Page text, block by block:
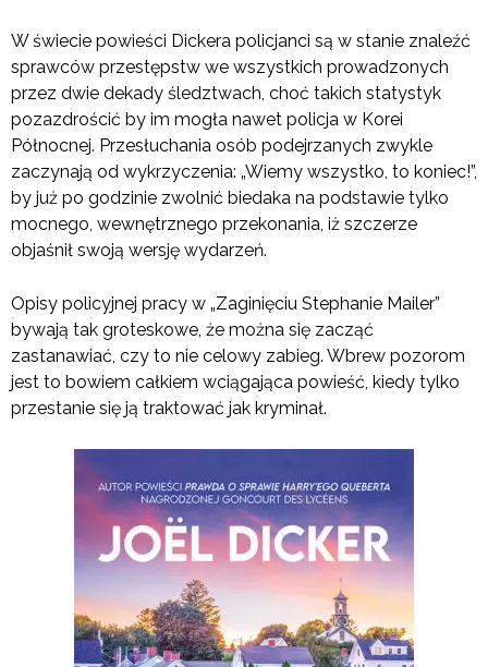
W świecie powieści Dickera policjanci są w stanie znaleźć
sprawców przestępstw we wszystkich prowadzonych
przez dwie dekady śledztwach, choć takich statystyk
pozazdrościć by im mogła nawet policja w Korei
Północnej. Przesłuchania osób podejrzanych zwykle
zaczynają od wykrzyczenia: „Wiemy wszystko, to koniec!”,
by już po godzinie zwolnić biedaka na podstawie tylko
mocnego, wewnętrznego przekonania, iż szczerze
objaśnił swoją wersję wydarzeń.
Opisy policyjnej pracy w „Zaginięciu Stephanie Mailer”
bywają tak groteskowe, że można się zacząć
zastanawiać, czy to nie celowy zabieg. Wbrew pozorom
jest to bowiem całkiem wciągająca powieść, kiedy tylko
przestanie się ją traktować jak kryminał.